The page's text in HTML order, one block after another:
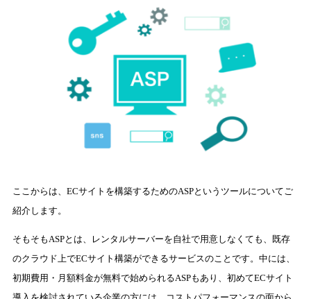
ここからは、ECサイトを構築するためのASPというツールについてご
紹介します。
そもそもASPとは、レンタルサーバーを自社で用意しなくても、既存
のクラウド上でECサイト構築ができるサービスのことです。中には、
初期費用・月額料金が無料で始められるASPもあり、初めてECサイト